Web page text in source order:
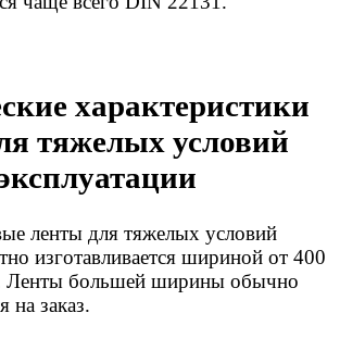
характеристики
тяжелых условий
ленты для тяжелых условий
изготавливается шириной от 400
большей ширины обычно
на заказ.